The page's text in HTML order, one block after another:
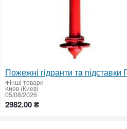
➕Інші товари -
Киев (Киев)
05/08/2026
2982.00 ₴